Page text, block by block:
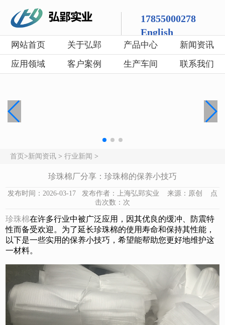
17855000278
English
网站首页 关于弘郢 产品中心
新闻资讯
应用领域
客户案例 生产车间 联系我们
首页 >新闻资讯 > 行业新闻 >
珍珠棉厂分享：珍珠棉的保养小技巧
发布时间：2026-03-17 发布作者：上海弘郢实业 来源：原创 点
击次数： 次
珍珠棉在许多行业中被广泛应用，因其优良的缓冲、防震特
性而备受欢迎。为了延长珍珠棉的使用寿命和保持其性能，
以下是一些实用的保养小技巧，希望能帮助您更好地维护这
一材料。